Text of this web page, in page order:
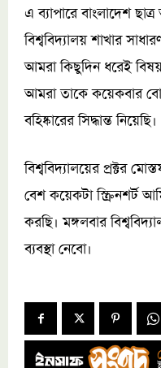
এ ব্যাপারে বাংলাদেশ
বিশ্ববিদ্যালয় শাখার
আমরা কিছুদিন ধরেই
আমরা তাকে কয়েকবার
বহিষ্কারের সিদ্ধান্ত নিয়েছি।
বিশ্ববিদ্যালয়ের প্রক্টর
বেশ কয়েকটা স্ক্রিনশর্ট
করছি। মঙ্গলবার
ব্যবস্থা নেবো।